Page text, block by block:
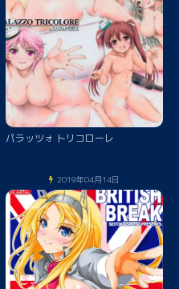
パラッツォ トリコローレ
2019年04月14日